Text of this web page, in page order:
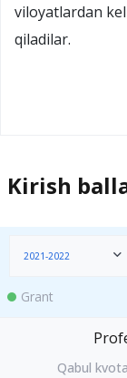
viloyatlardan
qiladilar.
Kirish
2021-2022
Grant